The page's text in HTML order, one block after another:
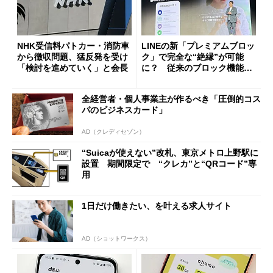
NHK受信料パトカー・消防車
から徴収問題、猛反発を受け
「検討を進めていく」と会長
LINEの新「プレミアムブロッ
ク」で完全な“絶縁”が可能
に？ 従来のブロック機能と
全経営者・個人事業主が作るべき「圧倒的コス
パのビジネスカード」
AD（クレディセゾン）
“Suicaが使えない”改札、東京メトロ上野駅に
設置 期間限定で “クレカ”と“QRコード”専
用
1日だけ働きたい、を叶える求人サイト
AD（ショットワークス）